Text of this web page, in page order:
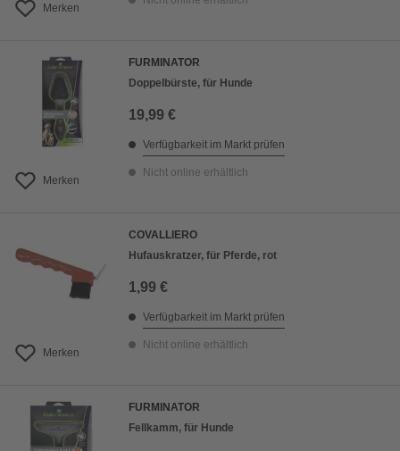
Merken
Merken
FURMINATOR
Doppelbürste, für Hunde
19,99 €
Verfügbarkeit im Markt prüfen
Nicht online erhältlich
Merken
COVALLIERO
Hufauskratzer, für Pferde, rot
1,99 €
Verfügbarkeit im Markt prüfen
Nicht online erhältlich
FURMINATOR
Fellkamm, für Hunde